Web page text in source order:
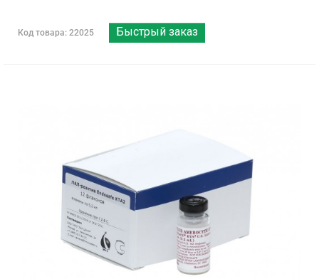
Код товара: 22025 Быстрый заказ